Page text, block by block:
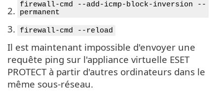
2.
firewall-cmd --add-icmp-block-inversion --
permanent
3. firewall-cmd --reload
Il est maintenant impossible d'envoyer une
requête ping sur l'appliance virtuelle ESET
PROTECT à partir d'autres ordinateurs dans le
même sous-réseau.